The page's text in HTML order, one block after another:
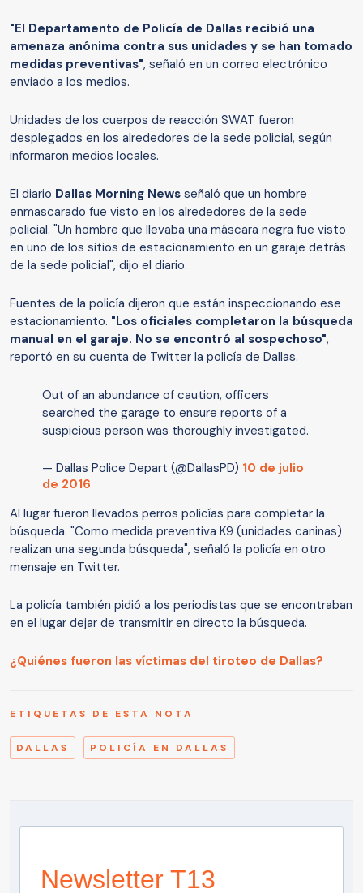
"El Departamento de Policía de Dallas recibió una
amenaza anónima contra sus unidades y se han tomado
medidas preventivas", señaló en un correo electrónico
enviado a los medios.
Unidades de los cuerpos de reacción SWAT fueron
desplegados en los alrededores de la sede policial, según
informaron medios locales.
El diario Dallas Morning News señaló que un hombre
enmascarado fue visto en los alrededores de la sede
policial. "Un hombre que llevaba una máscara negra fue visto
en uno de los sitios de estacionamiento en un garaje detrás
de la sede policial", dijo el diario.
Fuentes de la policía dijeron que están inspeccionando ese
estacionamiento. "Los oficiales completaron la búsqueda
manual en el garaje. No se encontró al sospechoso",
reportó en su cuenta de Twitter la policía de Dallas.
Out of an abundance of caution, officers
searched the garage to ensure reports of a
suspicious person was thoroughly investigated.
— Dallas Police Depart (@DallasPD) 10 de julio
de 2016
Al lugar fueron llevados perros policías para completar la
búsqueda. "Como medida preventiva K9 (unidades caninas)
realizan una segunda búsqueda", señaló la policía en otro
mensaje en Twitter.
La policía también pidió a los periodistas que se encontraban
en el lugar dejar de transmitir en directo la búsqueda.
¿Quiénes fueron las víctimas del tiroteo de Dallas?
ETIQUETAS DE ESTA NOTA
DALLAS POLICÍA EN DALLAS
Newsletter T13